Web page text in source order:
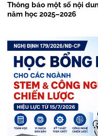
Thông báo một số nội
năm học 2025–2026